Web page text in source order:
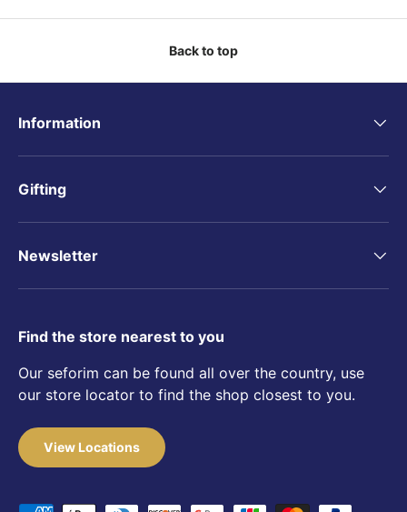
Back to top
Information
Gifting
Newsletter
Find the store nearest to you
Our seforim can be found all over the country, use
our store locator to find the shop closest to you.
View Locations